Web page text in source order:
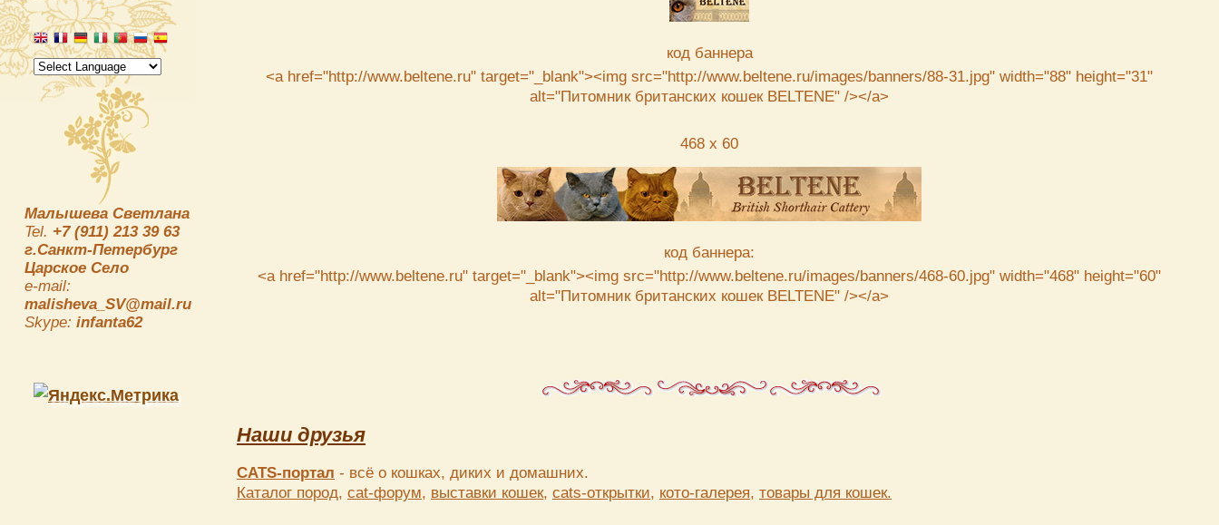
Малышева Светлана
Tel. +7 (911) 213 39 63
г.Санкт-Петербург
Царское Село
e-mail:
malisheva_SV@mail.ru
Skype: infanta62
код баннера
<a href="http://www.beltene.ru" target="_blank"><img src="http://www.beltene.ru/images/banners/88-31.jpg" width="88" height="31"
alt="Питомник британских кошек BELTENE" /></a>
468 х 60
код баннера:
<a href="http://www.beltene.ru" target="_blank"><img src="http://www.beltene.ru/images/banners/468-60.jpg" width="468" height="60"
alt="Питомник британских кошек BELTENE" /></a>
Наши друзья
CATS-портал - всё о кошках, диких и домашних.
Каталог пород, cat-форум, выставки кошек, cats-открытки, кото-галерея, товары для кошек.